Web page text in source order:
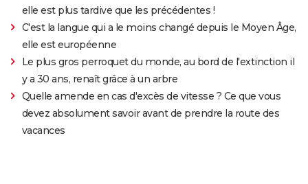
elle est plus tardive que les précédentes !
C'est la langue qui a le moins changé depuis le Moyen Âge,
elle est européenne
Le plus gros perroquet du monde, au bord de l'extinction il
y a 30 ans, renaît grâce à un arbre
Quelle amende en cas d'excès de vitesse ? Ce que vous
devez absolument savoir avant de prendre la route des
vacances